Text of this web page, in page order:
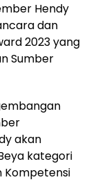
Hendy
dan
2023 yang
Sumber
akan
kategori
Kompetensi